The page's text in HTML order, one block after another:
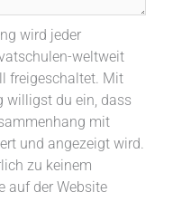
wird jeder
weltweit
freigeschaltet. Mit
willigst du ein, dass
mit
und angezeigt wird.
zu keinem
auf der Website